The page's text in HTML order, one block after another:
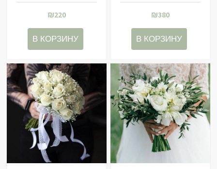
₪220
В КОРЗИНУ
₪380
В КОРЗИНУ